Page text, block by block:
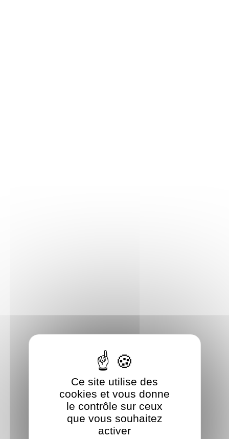
Ce site utilise des
cookies et vous donne
le contrôle sur ceux
que vous souhaitez
activer